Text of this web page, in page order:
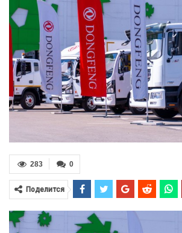
0
283
Поделится